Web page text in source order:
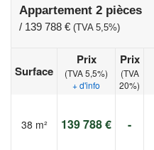
Appartement 2 pièces
/ 139 788 € (TVA 5,5%)
Surface
Prix
(TVA 5,5%)
+ d'info
Prix
(TVA
20%)
38 m² 139 788 € -